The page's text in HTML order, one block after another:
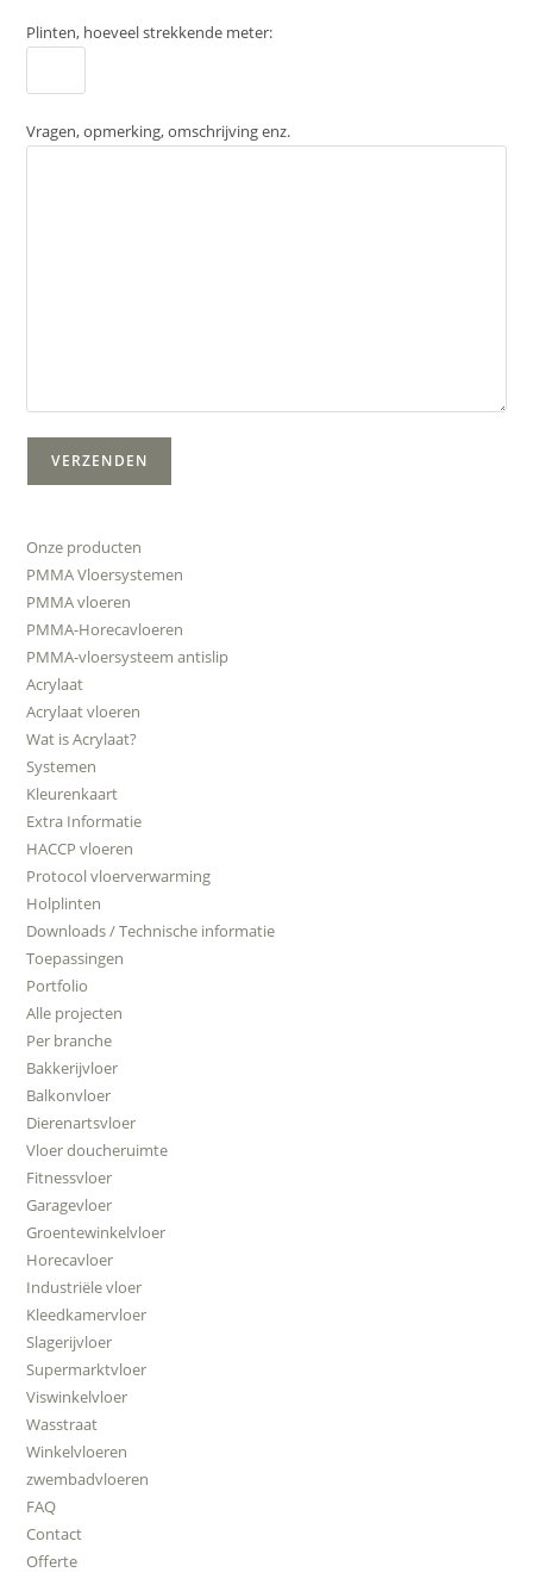
Plinten, hoeveel strekkende meter:
Vragen, opmerking, omschrijving enz.
Onze producten
PMMA Vloersystemen
PMMA vloeren
PMMA-Horecavloeren
PMMA-vloersysteem antislip
Acrylaat
Acrylaat vloeren
Wat is Acrylaat?
Systemen
Kleurenkaart
Extra Informatie
HACCP vloeren
Protocol vloerverwarming
Holplinten
Downloads / Technische informatie
Toepassingen
Portfolio
Alle projecten
Per branche
Bakkerijvloer
Balkonvloer
Dierenartsvloer
Vloer doucheruimte
Fitnessvloer
Garagevloer
Groentewinkelvloer
Horecavloer
Industriële vloer
Kleedkamervloer
Slagerijvloer
Supermarktvloer
Viswinkelvloer
Wasstraat
Winkelvloeren
zwembadvloeren
FAQ
Contact
Offerte